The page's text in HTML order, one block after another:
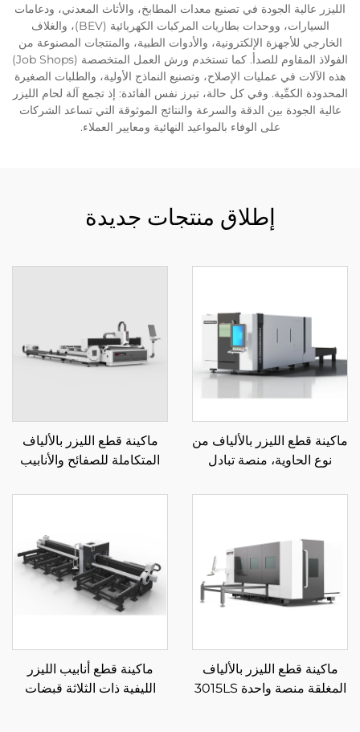
الليزر عالية الجودة في تصنيع معدات المطابخ، والأثاث المعدني، ودعامات
السيارات، ووحدات بطاريات المركبات الكهربائية (BEV)، والغلاف
الخارجي للأجهزة الإلكترونية، والأدوات الطبية، والمنتجات المصنوعة من
الفولاذ المقاوم للصدأ. كما تستخدم ورش العمل المتخصصة (Job Shops)
هذه الآلات في عمليات الإصلاح، وتصنيع النماذج الأولية، والطلبات الصغيرة
المحدودة الكمِّية. وفي كل حالة، تبرز نفس الفائدة: إذ تجمع آلة لحام الليزر
عالية الجودة بين الدقة والسرعة والنتائج الموثوقة التي تساعد الشركات
على الوفاء بالمواعيد النهائية ومعايير العملاء.
إطلاق منتجات جديدة
ماكينة قطع الليزر بالألياف من
نوع الحاوية، منصة تبادل
ماكينة قطع الليزر بالألياف
المتكاملة للصفائح والأنابيب
ماكينة قطع الليزر بالألياف
المغلقة منصة واحدة 3015LS
ماكينة قطع أنابيب الليزر
الليفية ذات الثلاثة قبضات